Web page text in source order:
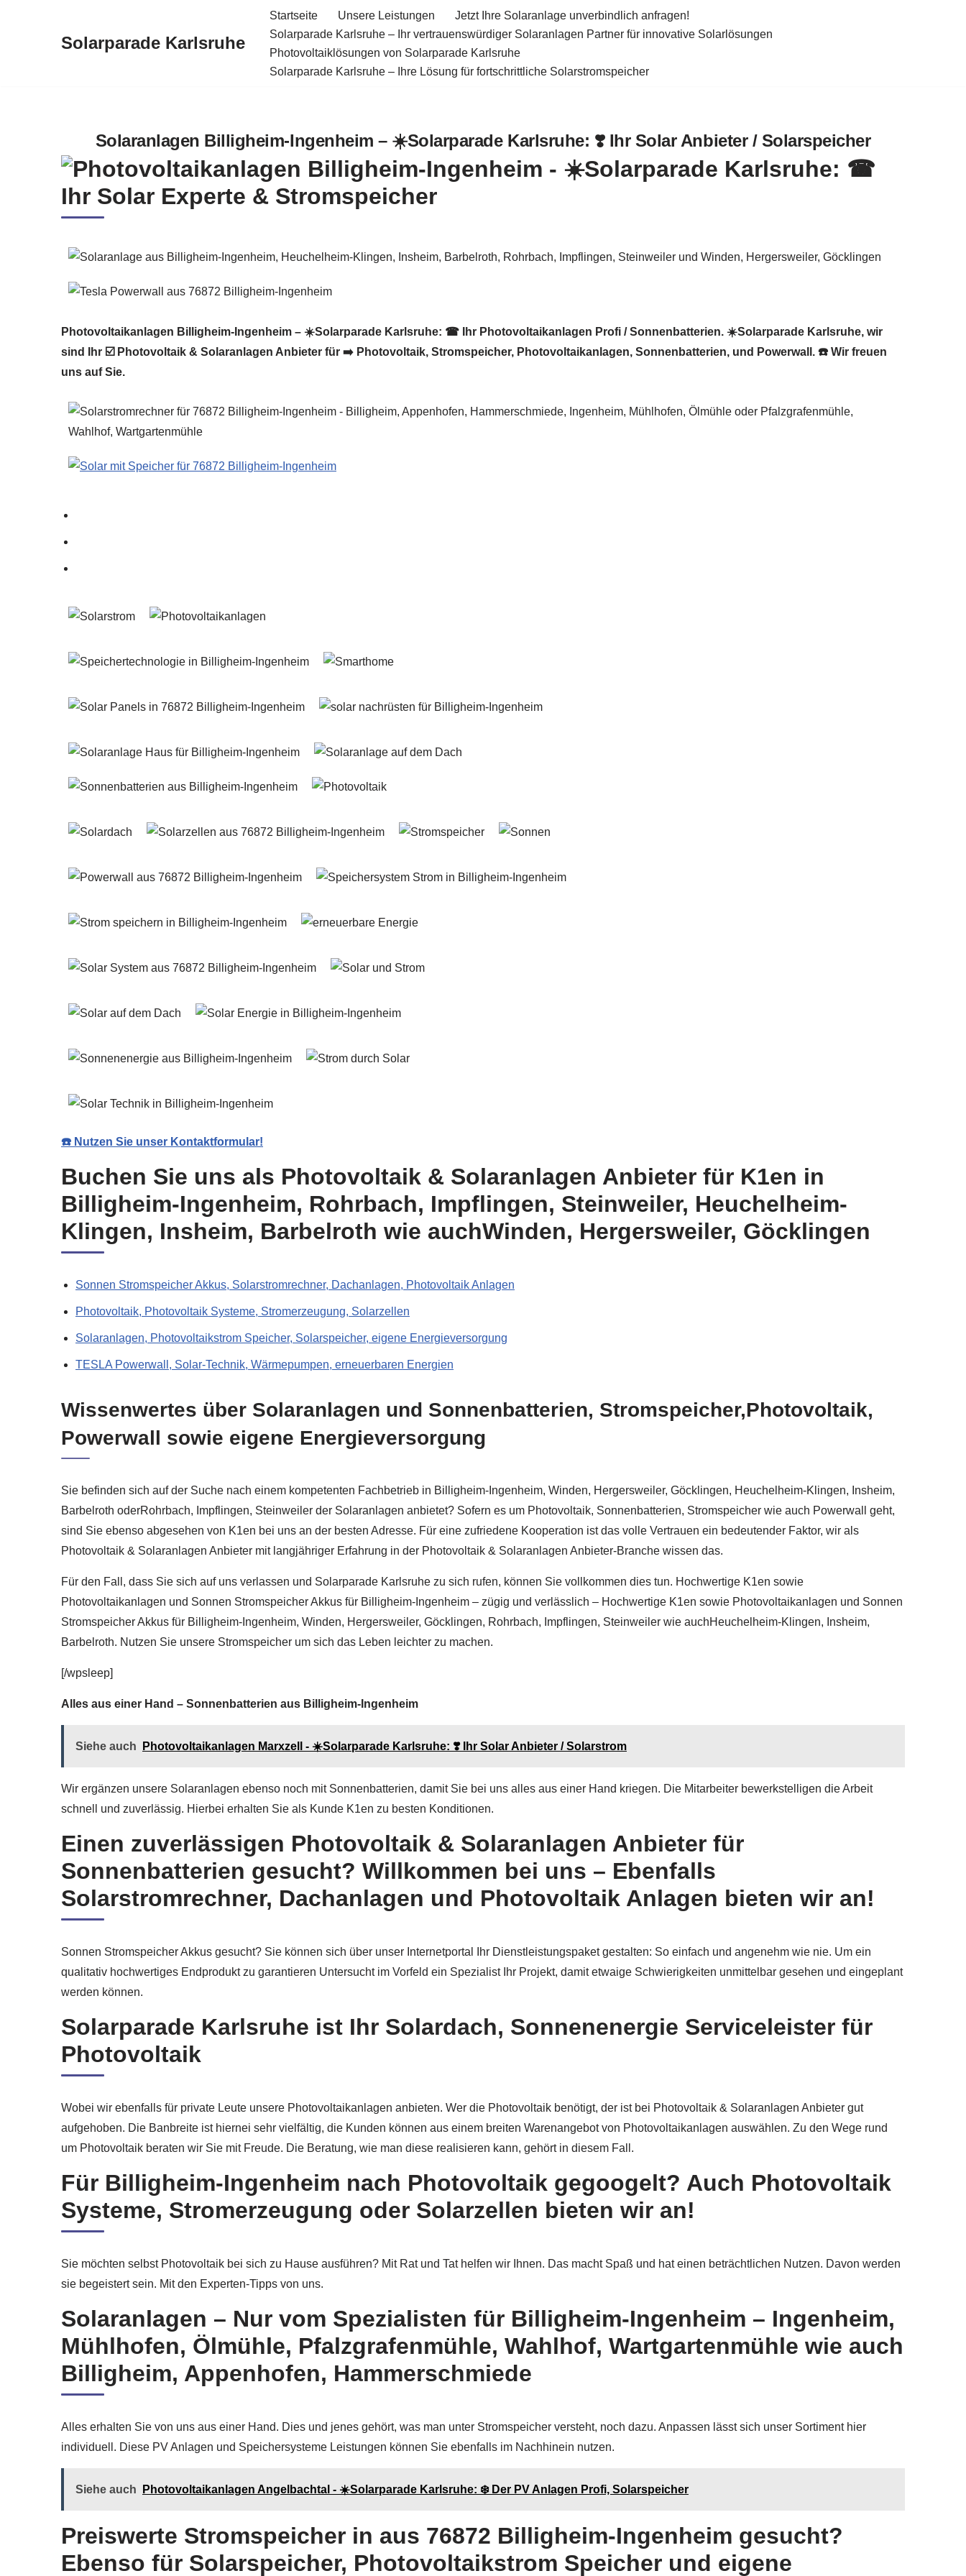
Solarparade Karlsruhe
Startseite Unsere Leistungen
Jetzt Ihre Solaranlage unverbindlich anfragen!
Solarparade Karlsruhe – Ihr vertrauenswürdiger Solaranlagen Partner für innovative Solarlösungen
Photovoltaiklösungen von Solarparade Karlsruhe
Solarparade Karlsruhe – Ihre Lösung für fortschrittliche Solarstromspeicher
Solaranlagen Billigheim-Ingenheim – ☀️Solarparade Karlsruhe: ❣️ Ihr Solar Anbieter / Solarspeicher
Photovoltaikanlagen Billigheim-Ingenheim – ☀️Solarparade Karlsruhe: ☎ Ihr Photovoltaikanlagen Profi / Sonnenbatterien. ☀️Solarparade Karlsruhe, wir
sind Ihr ☑️ Photovoltaik & Solaranlagen Anbieter für ➡️ Photovoltaik, Stromspeicher, Photovoltaikanlagen, Sonnenbatterien, und Powerwall. ☎️ Wir freuen
uns auf Sie.
☎️ Nutzen Sie unser Kontaktformular!
Buchen Sie uns als Photovoltaik & Solaranlagen Anbieter für K1en in
Billigheim-Ingenheim, Rohrbach, Impflingen, Steinweiler, Heuchelheim-
Klingen, Insheim, Barbelroth wie auchWinden, Hergersweiler, Göcklingen
Sonnen Stromspeicher Akkus, Solarstromrechner, Dachanlagen, Photovoltaik Anlagen
Photovoltaik, Photovoltaik Systeme, Stromerzeugung, Solarzellen
Solaranlagen, Photovoltaikstrom Speicher, Solarspeicher, eigene Energieversorgung
TESLA Powerwall, Solar-Technik, Wärmepumpen, erneuerbaren Energien
Wissenwertes über Solaranlagen und Sonnenbatterien, Stromspeicher,Photovoltaik,
Powerwall sowie eigene Energieversorgung
Sie befinden sich auf der Suche nach einem kompetenten Fachbetrieb in Billigheim-Ingenheim, Winden, Hergersweiler, Göcklingen, Heuchelheim-Klingen, Insheim,
Barbelroth oderRohrbach, Impflingen, Steinweiler der Solaranlagen anbietet? Sofern es um Photovoltaik, Sonnenbatterien, Stromspeicher wie auch Powerwall geht,
sind Sie ebenso abgesehen von K1en bei uns an der besten Adresse. Für eine zufriedene Kooperation ist das volle Vertrauen ein bedeutender Faktor, wir als
Photovoltaik & Solaranlagen Anbieter mit langjähriger Erfahrung in der Photovoltaik & Solaranlagen Anbieter-Branche wissen das.
Für den Fall, dass Sie sich auf uns verlassen und Solarparade Karlsruhe zu sich rufen, können Sie vollkommen dies tun. Hochwertige K1en sowie
Photovoltaikanlagen und Sonnen Stromspeicher Akkus für Billigheim-Ingenheim – zügig und verlässlich – Hochwertige K1en sowie Photovoltaikanlagen und Sonnen
Stromspeicher Akkus für Billigheim-Ingenheim, Winden, Hergersweiler, Göcklingen, Rohrbach, Impflingen, Steinweiler wie auchHeuchelheim-Klingen, Insheim,
Barbelroth. Nutzen Sie unsere Stromspeicher um sich das Leben leichter zu machen.
[/wpsleep]
Alles aus einer Hand – Sonnenbatterien aus Billigheim-Ingenheim
Siehe auch Photovoltaikanlagen Marxzell - ☀️Solarparade Karlsruhe: ❣️ Ihr Solar Anbieter / Solarstrom
Wir ergänzen unsere Solaranlagen ebenso noch mit Sonnenbatterien, damit Sie bei uns alles aus einer Hand kriegen. Die Mitarbeiter bewerkstelligen die Arbeit
schnell und zuverlässig. Hierbei erhalten Sie als Kunde K1en zu besten Konditionen.
Einen zuverlässigen Photovoltaik & Solaranlagen Anbieter für
Sonnenbatterien gesucht? Willkommen bei uns – Ebenfalls
Solarstromrechner, Dachanlagen und Photovoltaik Anlagen bieten wir an!
Sonnen Stromspeicher Akkus gesucht? Sie können sich über unser Internetportal Ihr Dienstleistungspaket gestalten: So einfach und angenehm wie nie. Um ein
qualitativ hochwertiges Endprodukt zu garantieren Untersucht im Vorfeld ein Spezialist Ihr Projekt, damit etwaige Schwierigkeiten unmittelbar gesehen und eingeplant
werden können.
Solarparade Karlsruhe ist Ihr Solardach, Sonnenenergie Serviceleister für
Photovoltaik
Wobei wir ebenfalls für private Leute unsere Photovoltaikanlagen anbieten. Wer die Photovoltaik benötigt, der ist bei Photovoltaik & Solaranlagen Anbieter gut
aufgehoben. Die Banbreite ist hiernei sehr vielfältig, die Kunden können aus einem breiten Warenangebot von Photovoltaikanlagen auswählen. Zu den Wege rund
um Photovoltaik beraten wir Sie mit Freude. Die Beratung, wie man diese realisieren kann, gehört in diesem Fall.
Für Billigheim-Ingenheim nach Photovoltaik gegoogelt? Auch Photovoltaik
Systeme, Stromerzeugung oder Solarzellen bieten wir an!
Sie möchten selbst Photovoltaik bei sich zu Hause ausführen? Mit Rat und Tat helfen wir Ihnen. Das macht Spaß und hat einen beträchtlichen Nutzen. Davon werden
sie begeistert sein. Mit den Experten-Tipps von uns.
Solaranlagen – Nur vom Spezialisten für Billigheim-Ingenheim – Ingenheim,
Mühlhofen, Ölmühle, Pfalzgrafenmühle, Wahlhof, Wartgartenmühle wie auch
Billigheim, Appenhofen, Hammerschmiede
Alles erhalten Sie von uns aus einer Hand. Dies und jenes gehört, was man unter Stromspeicher versteht, noch dazu. Anpassen lässt sich unser Sortiment hier
individuell. Diese PV Anlagen und Speichersysteme Leistungen können Sie ebenfalls im Nachhinein nutzen.
Siehe auch Photovoltaikanlagen Angelbachtal - ☀️Solarparade Karlsruhe: ❄️ Der PV Anlagen Profi, Solarspeicher
Preiswerte Stromspeicher in aus 76872 Billigheim-Ingenheim gesucht?
Ebenso für Solarspeicher, Photovoltaikstrom Speicher und eigene